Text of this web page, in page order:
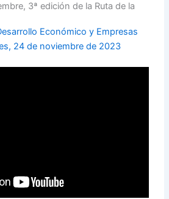
3ª edición de la Ruta de la
Económico y Empresas
24 de noviembre de 2023